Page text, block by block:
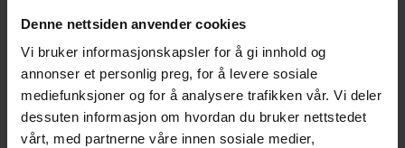
Denne nettsiden anvender cookies
Vi bruker informasjonskapsler for å gi innhold og
annonser et personlig preg, for å levere sosiale
mediefunksjoner og for å analysere trafikken vår. Vi deler
dessuten informasjon om hvordan du bruker nettstedet
vårt, med partnerne våre innen sosiale medier,
tilbakebetale beløpet før rentene begynner å løpe. Dette
forstår at det kan virke fristende når du er nyetablert og
ikke har noen oppsparte midler, men her gjelder det å ha is
i magen og unngå å gå inn på kredittavtaler som kan hefte
deg i mange år fremover, sier hun.